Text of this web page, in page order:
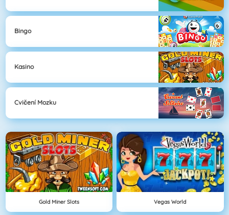
Bingo
Kasino
Cvičení Mozku
Gold Miner Slots Vegas World